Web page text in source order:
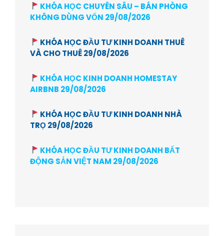
KHÓA HỌC CHUYÊN SÂU – BÁN PHÒNG
KHÔNG DÙNG VỐN 29/08/2026
KHÓA HỌC ĐẦU TƯ KINH DOANH THUÊ
VÀ CHO THUÊ 29/08/2026
KHÓA HỌC KINH DOANH HOMESTAY
AIRBNB 29/08/2026
KHÓA HỌC ĐẦU TƯ KINH DOANH NHÀ
TRỌ 29/08/2026
KHÓA HỌC ĐẦU TƯ KINH DOANH BẤT
ĐỘNG SẢN VIỆT NAM 29/08/2026